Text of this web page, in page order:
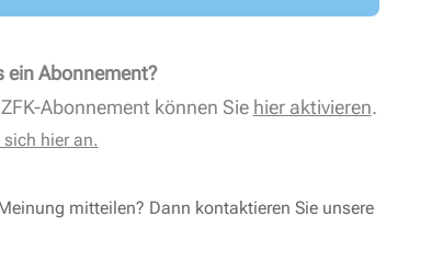
ein Abonnement?
Abonnement können Sie hier aktivieren.
sich hier an.
mitteilen? Dann kontaktieren Sie unsere